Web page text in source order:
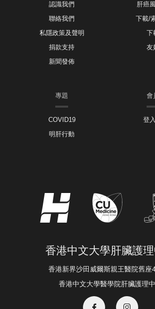
認識我們
聯絡我們
私隱政策及聲明
捐款支持
新聞發佈
肝癌
下載/
下
友
專題
COVID19
明肝行動
會
登
香港中文大學肝臟護
香港新界沙田威爾斯親王醫院舊座
香港中文大學醫學院肝臟護理